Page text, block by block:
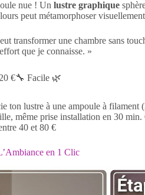
nue ! Un lustre graphique
peut métamorphoser
transformer une chambre sans
que je connaisse. »
€🔧 Facile 🌿
ton lustre à une ampoule à
même prise installation en 30 min.
40 et 80 €
en 1 Clic